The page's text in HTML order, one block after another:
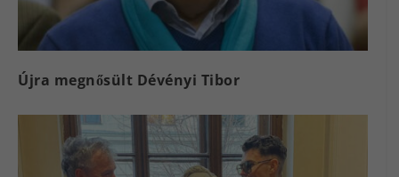
Újra megnősült Dévényi Tibor